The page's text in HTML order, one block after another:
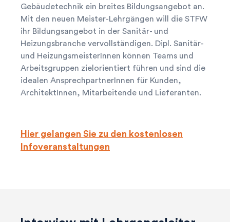
Gebäudetechnik ein breites Bildungsangebot an.
Mit den neuen Meister-Lehrgängen will die STFW
ihr Bildungsangebot in der Sanitär- und
Heizungsbranche vervollständigen. Dipl. Sanitär-
und HeizungsmeisterInnen können Teams und
Arbeitsgruppen zielorientiert führen und sind die
idealen AnsprechpartnerInnen für Kunden,
ArchitektInnen, Mitarbeitende und Lieferanten.
Hier gelangen Sie zu den kostenlosen
Infoveranstaltungen